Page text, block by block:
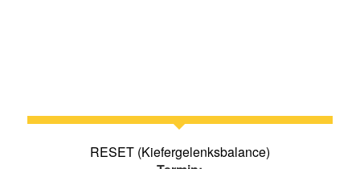
RESET (Kiefergelenksbalance)